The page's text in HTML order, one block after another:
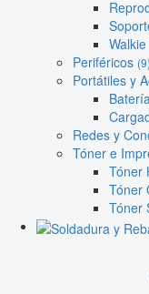
Periféricos (9)
Portátiles y
Redes y
Tóner e
Tóner
Tóner
Tóner